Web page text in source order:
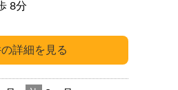
駅 徒歩 8分